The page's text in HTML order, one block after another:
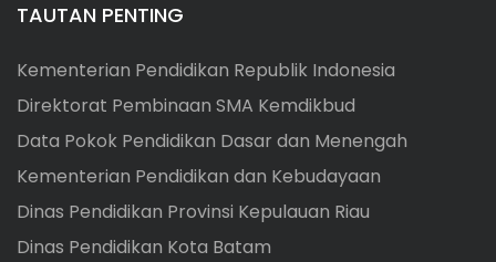
TAUTAN PENTING
Kementerian Pendidikan Republik Indonesia
Direktorat Pembinaan SMA Kemdikbud
Data Pokok Pendidikan Dasar dan Menengah
Kementerian Pendidikan dan Kebudayaan
Dinas Pendidikan Provinsi Kepulauan Riau
Dinas Pendidikan Kota Batam